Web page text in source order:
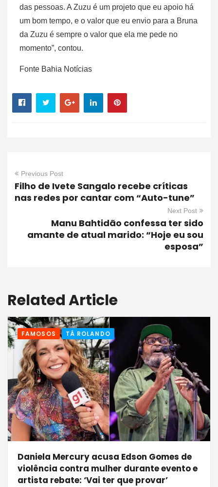
das pessoas. A Zuzu é um projeto que eu apoio há
um bom tempo, e o valor que eu envio para a Bruna
da Zuzu é sempre o valor que ela me pede no
momento”, contou.
Fonte Bahia Notícias
Previous Post
Filho de Ivete Sangalo recebe críticas
nas redes por cantar com “Auto-tune”
Next Post
Manu Bahtidão confessa ter sido
amante de atual marido: “Hoje eu sou
esposa”
Related Article
FAMOSOS TÁ ROLANDO
Daniela Mercury acusa Edson Gomes de
violência contra mulher durante evento e
artista rebate: ‘Vai ter que provar’